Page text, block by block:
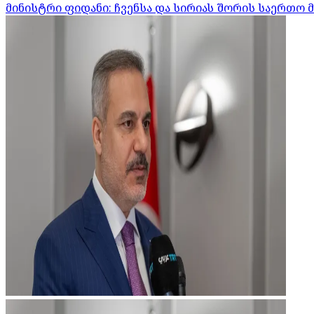
მინისტრი ფიდანი: ჩვენსა და სირიას შორის საერთო